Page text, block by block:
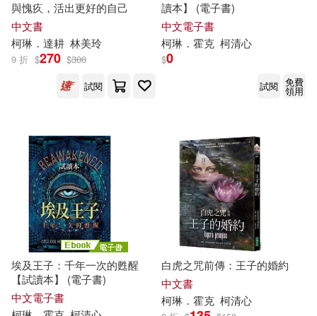
與愧疚，活出更好的自己
中文書
柯琳 ．達耕 林美玲
9 折 $270 $300
試閱
讀本】 (電子書)
中文電子書
柯琳 ．霍克 柯清心
$0
試閱 免費
領用
埃及王子：千年一次的甦醒
【試讀本】 (電子書)
中文電子書
白虎之咒前傳：王子的婚約
中文書
柯琳 ．霍克 柯清心